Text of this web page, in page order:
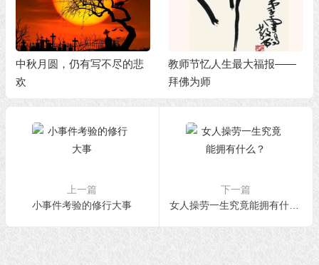
中秋月圆，仍有写不尽的悲
欢
教师节忆人生最大福报——
拜佛为师
上一篇
小事件考验的修行大事
下一篇
女人操劳一生究竟能拥有什么？